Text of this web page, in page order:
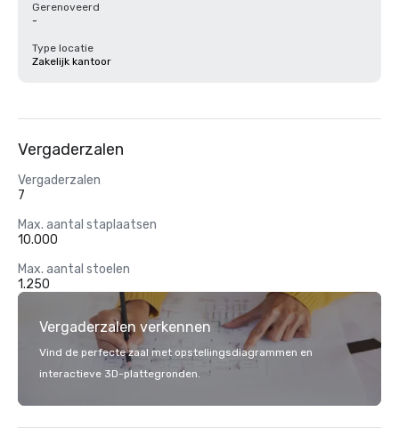
Gerenoveerd
-
Type locatie
Zakelijk kantoor
Vergaderzalen
Vergaderzalen
7
Max. aantal staplaatsen
10.000
Max. aantal stoelen
1.250
Vergaderzalen verkennen
Vind de perfecte zaal met opstellingsdiagrammen en
interactieve 3D-plattegronden.